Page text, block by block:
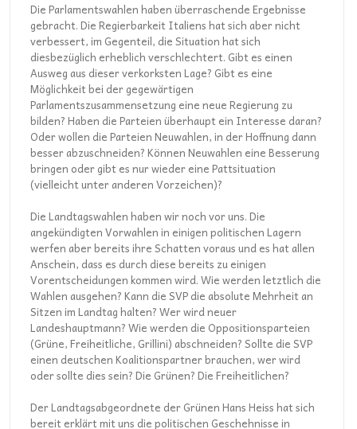
Die Parlamentswahlen haben überraschende Ergebnisse
gebracht. Die Regierbarkeit Italiens hat sich aber nicht
verbessert, im Gegenteil, die Situation hat sich
diesbezüglich erheblich verschlechtert. Gibt es einen
Ausweg aus dieser verkorksten Lage? Gibt es eine
Möglichkeit bei der gegewärtigen
Parlamentszusammensetzung eine neue Regierung zu
bilden? Haben die Parteien überhaupt ein Interesse daran?
Oder wollen die Parteien Neuwahlen, in der Hoffnung dann
besser abzuschneiden? Können Neuwahlen eine Besserung
bringen oder gibt es nur wieder eine Pattsituation
(vielleicht unter anderen Vorzeichen)?
Die Landtagswahlen haben wir noch vor uns. Die
angekündigten Vorwahlen in einigen politischen Lagern
werfen aber bereits ihre Schatten voraus und es hat allen
Anschein, dass es durch diese bereits zu einigen
Vorentscheidungen kommen wird. Wie werden letztlich die
Wahlen ausgehen? Kann die SVP die absolute Mehrheit an
Sitzen im Landtag halten? Wer wird neuer
Landeshauptmann? Wie werden die Oppositionsparteien
(Grüne, Freiheitliche, Grillini) abschneiden? Sollte die SVP
einen deutschen Koalitionspartner brauchen, wer wird
oder sollte dies sein? Die Grünen? Die Freiheitlichen?
Der Landtagsabgeordnete der Grünen Hans Heiss hat sich
bereit erklärt mit uns die politischen Geschehnisse in